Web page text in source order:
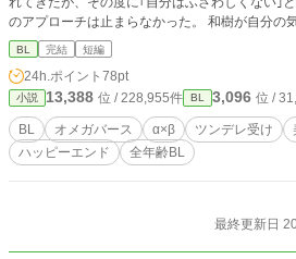
のアプローチは止まらなかった。 和樹が自分の
二人の前に貴斗の運命の番が現れた── 新木貴斗(あらき たかと)：アルファ。高
校2年 天橋和樹(あまはし かずき)：ベータ。高校2年 ・オメガバースの独自
があります ・ビッチング(ベータ→オメガ)はあり
です(全12話) ・19時更新 ※なろう、
BL 完結 短編
24h.ポイント 78pt
小説 13,388 位 / 228,955件 BL 3,096 位 /
BL オメガバース α×β ツンデレ受け
ハッピーエンド
全年齢BL
最終更新日